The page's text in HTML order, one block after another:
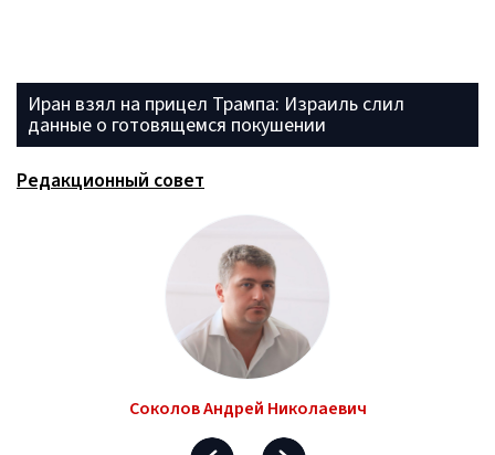
Иран взял на прицел Трампа: Израиль слил
данные о готовящемся покушении
Редакционный совет
Соколов Андрей Николаевич